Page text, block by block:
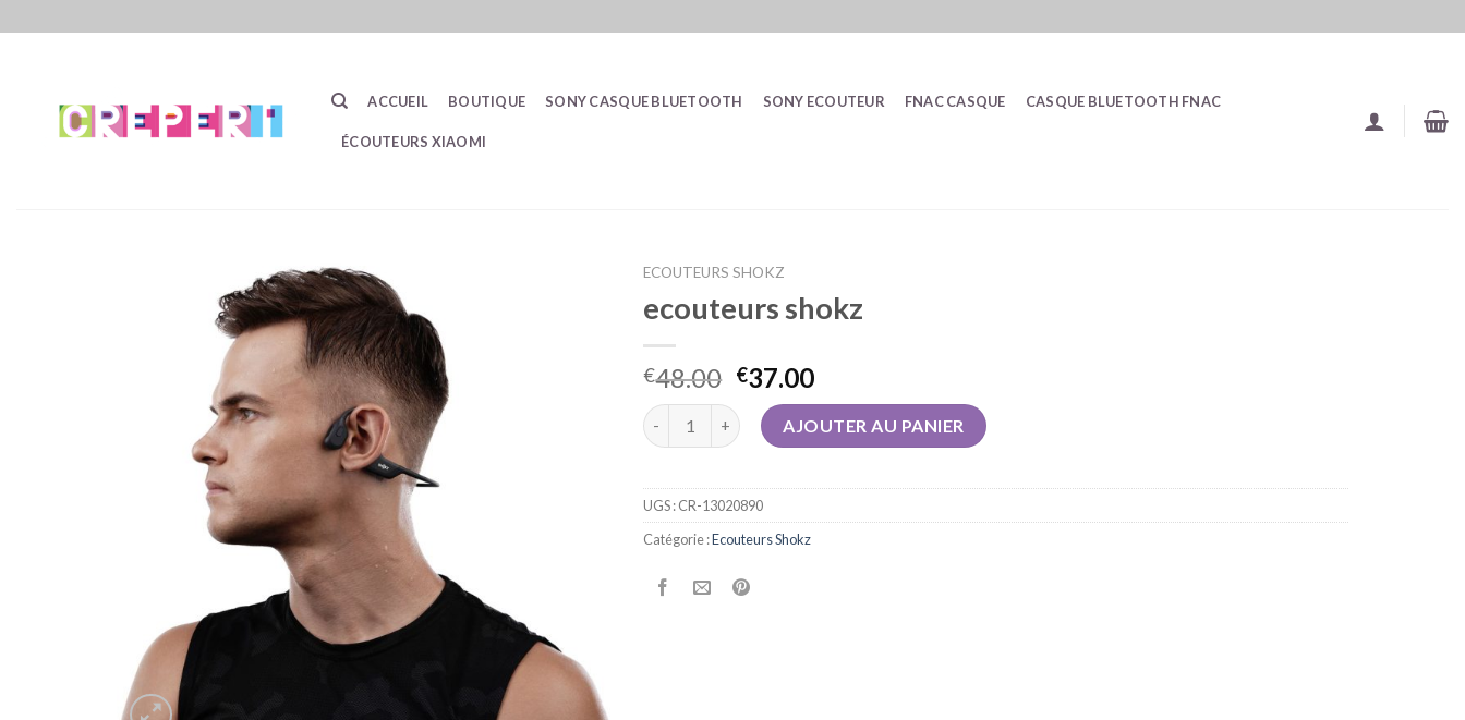
ACCUEIL BOUTIQUE SONY CASQUE BLUETOOTH SONY ECOUTEUR FNAC CASQUE CASQUE BLUETOOTH FNAC
ÉCOUTEURS XIAOMI
ECOUTEURS SHOKZ
ecouteurs shokz
€48.00 €37.00
quantité de ecouteurs shokzAJOUTER AU PANIER
UGS :CR-13020890
Catégorie :Ecouteurs Shokz